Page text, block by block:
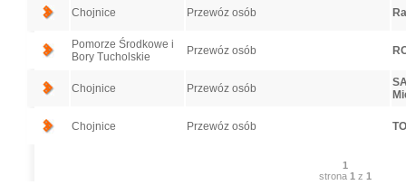
Chojnice Przewóz osób
Pomorze Środkowe i
Bory Tucholskie
Przewóz osób
Chojnice Przewóz osób
Chojnice Przewóz osób
1
strona 1 z 1